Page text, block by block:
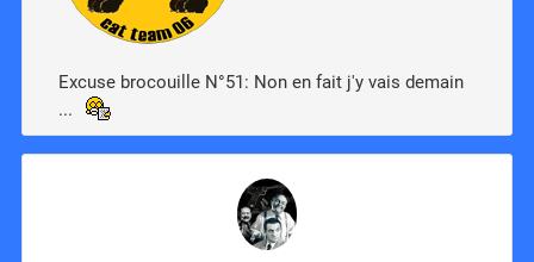
Excuse brocouille N°51: Non en fait j'y vais demain
...